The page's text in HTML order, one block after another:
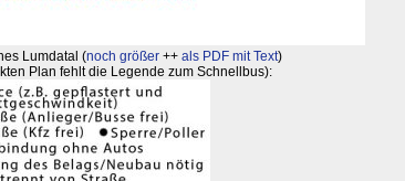
Lumdatal (noch größer ++ als PDF mit Text)
Plan fehlt die Legende zum Schnellbus):